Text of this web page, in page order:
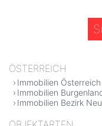
ÖSTERREICH
Immobilien Österreich
Immobilien
Immobilien Bezirk